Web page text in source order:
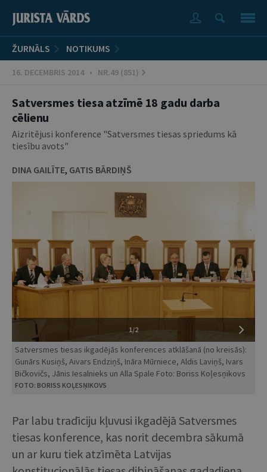
ŽURNĀLS NOTIKUMS
16. DECEMBRIS 2014 • NR.49 (851)
Satversmes tiesa atzīmē 18 gadu darba
cēlienu
Aizritējusi konference "Satversmes tiesas spriedums kā
tiesību avots"
DINA GAILĪTE, GATIS BĀRDIŅŠ
1/2
Satversmes tiesas ikgadējās konferences atklāšanā (no kreisās):
Gunārs Kusiņš, Aivars Endziņš, Ināra Mūrniece, Aldis Laviņš, Ivars
Bičkovičs, Jānis Iesalnieks un Alla Spale Foto: Boriss Koļesņikovs
FOTO: BORISS KOĻESŅIKOVS
Par labu tradīciju kļuvusi ikgadējā Satversmes
tiesas konference, kas norit decembra sākumā
un ar kuru tiek atzīmēta Latvijas